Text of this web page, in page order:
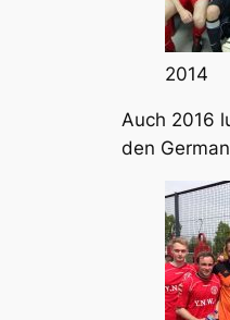
2014
Auch 2016
den